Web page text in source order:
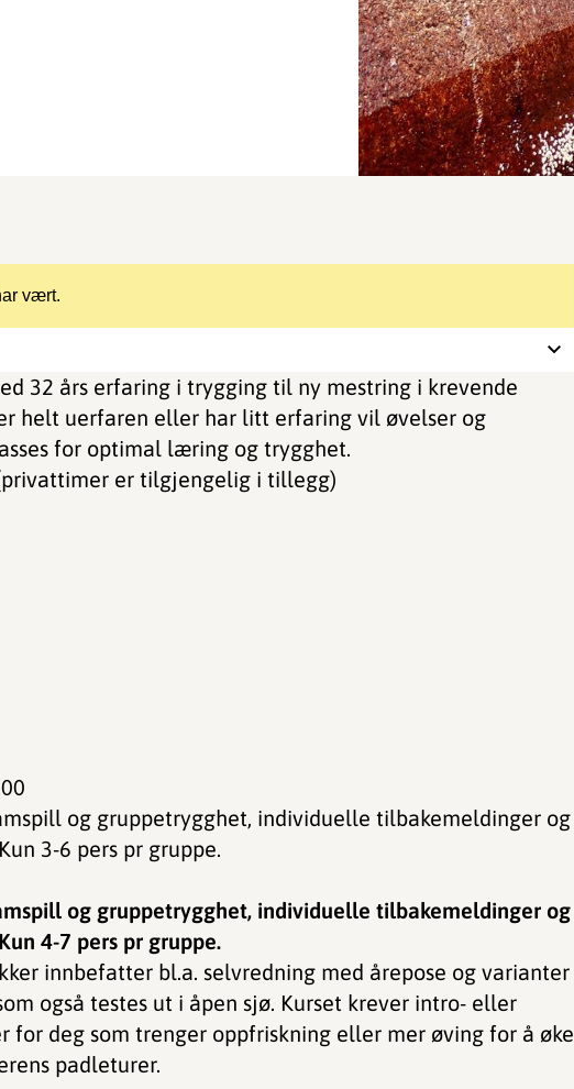
vært.
32 års erfaring i trygging til ny mestring i krevende
helt uerfaren eller har litt erfaring vil øvelser og
for optimal læring og trygghet.
er tilgjengelig i tillegg)
og gruppetrygghet, individuelle tilbakemeldinger og
3-6 pers pr gruppe.
og gruppetrygghet, individuelle tilbakemeldinger og
4-7 pers pr gruppe.
innbefatter bl.a. selvredning med årepose og varianter
også testes ut i åpen sjø. Kurset krever intro- eller
for deg som trenger oppfriskning eller mer øving for å øke
padleturer.